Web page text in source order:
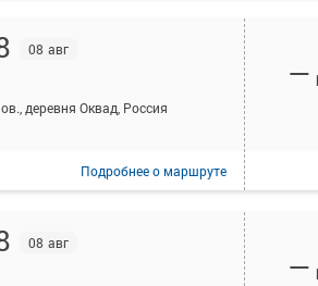
08 авг
деревня Оквад, Россия
Подробнеео маршруте
—
08 авг
—